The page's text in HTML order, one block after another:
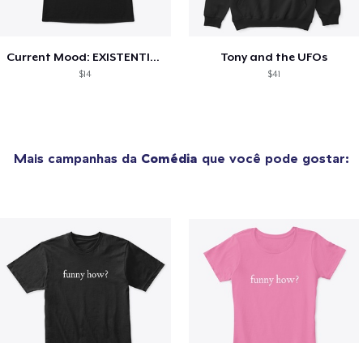
Current Mood: EXISTENTIAL CRISIS
$14
Tony and the UFOs
$41
Mais campanhas da Comédia que você pode gostar: